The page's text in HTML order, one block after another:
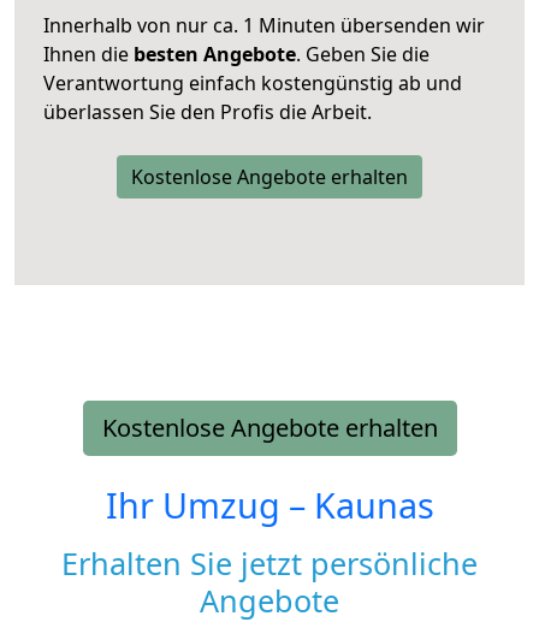
Innerhalb von nur ca. 1 Minuten übersenden wir
Ihnen die besten Angebote. Geben Sie die
Verantwortung einfach kostengünstig ab und
überlassen Sie den Profis die Arbeit.
Kostenlose Angebote erhalten
Kostenlose Angebote erhalten
Ihr Umzug – Kaunas
Erhalten Sie jetzt persönliche
Angebote